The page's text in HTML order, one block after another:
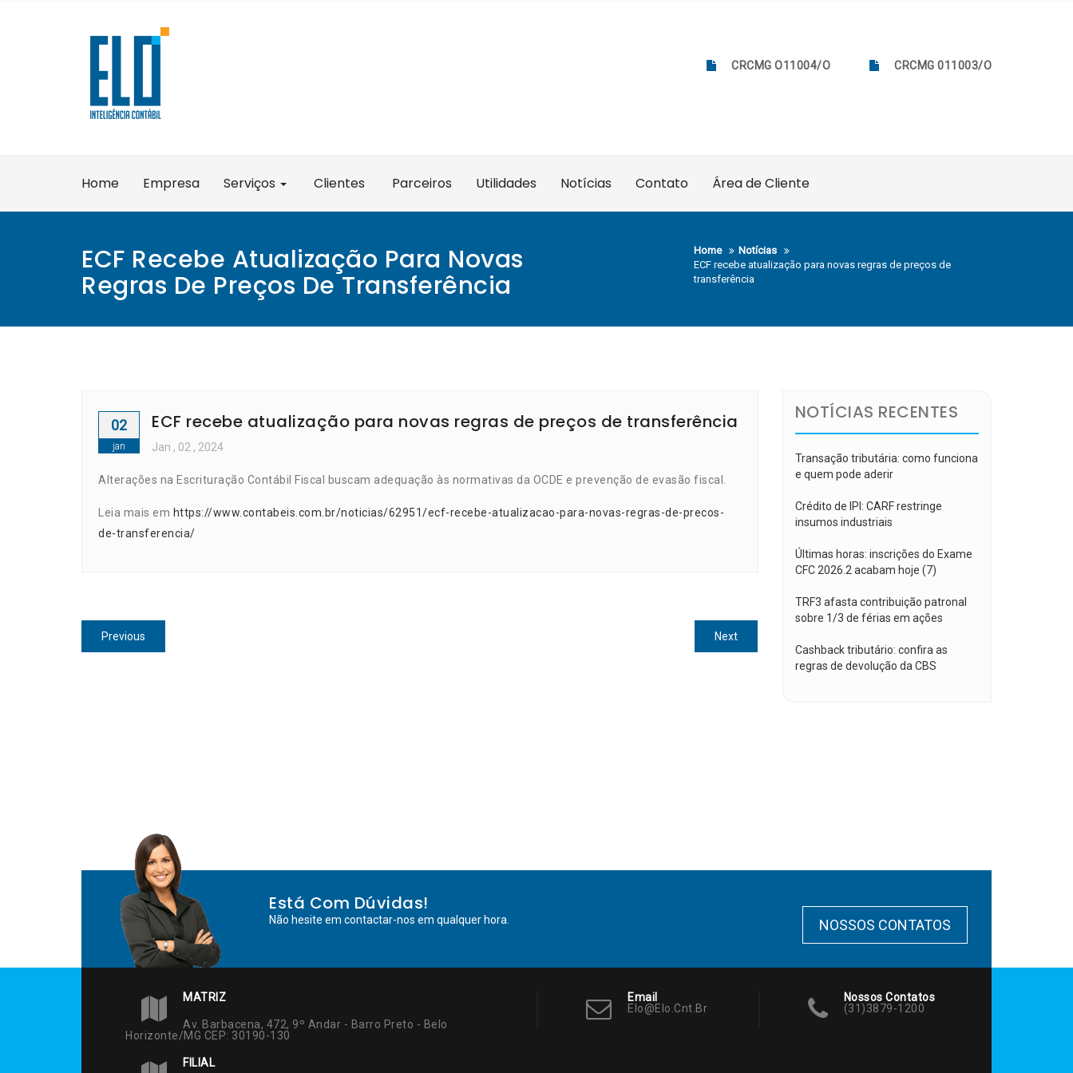
CRCMG O11004/O CRCMG 011003/O
Home Empresa Serviços Clientes Parceiros Utilidades Notícias Contato Área de Cliente
ECF Recebe Atualização Para Novas
Regras De Preços De Transferência
Home
Notícias
ECF recebe atualização para novas regras de preços de
transferência
02
jan
ECF recebe atualização para novas regras de preços de transferência
Jan , 02 , 2024
Alterações na Escrituração Contábil Fiscal buscam adequação às normativas da OCDE e prevenção de evasão fiscal.
Leia mais em https://www.contabeis.com.br/noticias/62951/ecf-recebe-atualizacao-para-novas-regras-de-precos-
de-transferencia/
Navegação
de
Previous
post:
NextNext
post:
NOTÍCIAS RECENTES
Transação tributária: como funciona
e quem pode aderir
Crédito de IPI: CARF restringe
insumos industriais
Últimas horas: inscrições do Exame
CFC 2026.2 acabam hoje (7)
TRF3 afasta contribuição patronal
sobre 1/3 de férias em ações
Cashback tributário: confira as
regras de devolução da CBS
Está Com Dúvidas!
Não hesite em contactar-nos em qualquer hora. NOSSOS CONTATOS
MATRIZ
Av. Barbacena, 472, 9º Andar - Barro Preto - Belo
Horizonte/MG CEP: 30190-130
FILIAL
Email
Elo@elo.cnt.br
Nossos Contatos
(31)3879-1200